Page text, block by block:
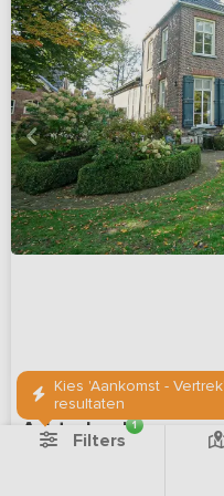
Luxe herenhuis met
Achterhoek
Kies 'Aankomst -
resultaten
Filters
1